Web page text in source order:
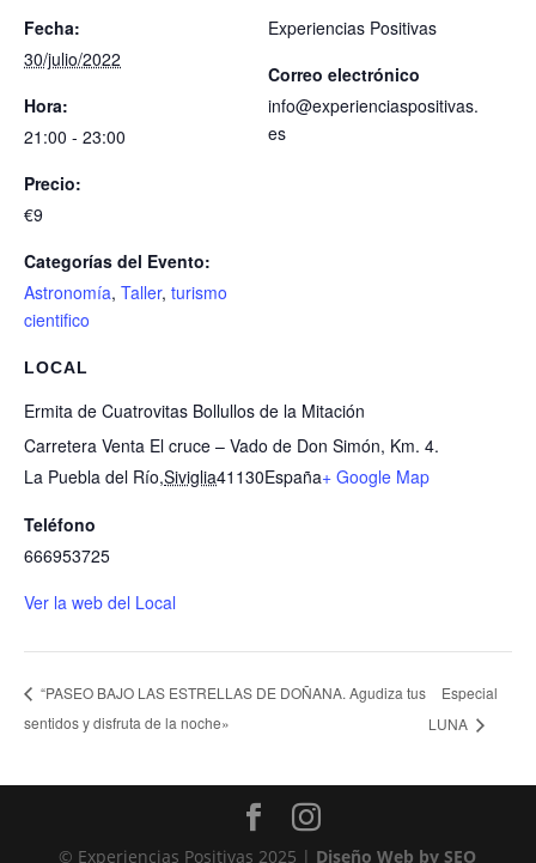
Fecha:
30/julio/2022
Hora:
21:00 - 23:00
Precio:
€9
Categorías del Evento:
Astronomía, Taller, turismo
cientifico
LOCAL
Ermita de Cuatrovitas Bollullos de la Mitación
Carretera Venta El cruce – Vado de Don Simón, Km. 4.
La Puebla del Río,Siviglia41130España+ Google Map
Teléfono
666953725
Ver la web del Local
Experiencias Positivas
Correo electrónico
info@experienciaspositivas.
es
“PASEO BAJO LAS ESTRELLAS DE DOÑANA. Agudiza tus
sentidos y disfruta de la noche»
Especial
LUNA
© Experiencias Positivas 2025 | Diseño Web by SEO